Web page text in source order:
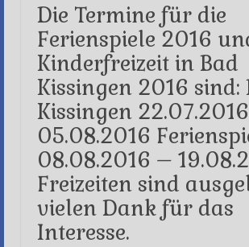
Die Termine für die
Ferienspiele 2016
Kinderfreizeit in Bad
Kissingen 2016 sind:
Kissingen
05.08.2016
08.08.2016 –
Freizeiten sind
vielen Dank für das
Interesse.